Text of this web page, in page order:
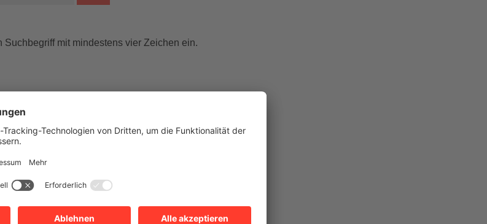
Suchbegriff mit mindestens vier Zeichen ein.